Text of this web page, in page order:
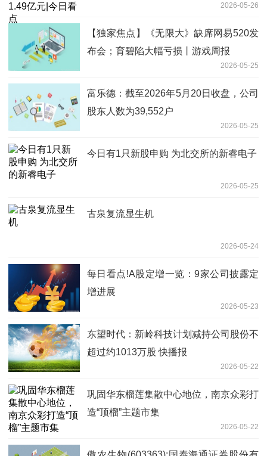
2026-05-26
【独家焦点】《无限大》缺席网易520发
布会；育碧陷大幅亏损丨游戏周报
2026-05-25
富乐德：截至2026年5月20日收盘，公司
股东人数为39,552户
2026-05-25
今日有1只新股申购 为北交所的新睿电子
2026-05-25
古泉复流显生机
2026-05-24
每日看点!A股定增一览：9家公司披露定
增进展
2026-05-23
东望时代：新岭科技计划减持公司股份不
超过约1013万股 快播报
2026-05-22
巩固华东榴莲集散中心地位，南京众彩打
造“顶榴”主题市集
2026-05-22